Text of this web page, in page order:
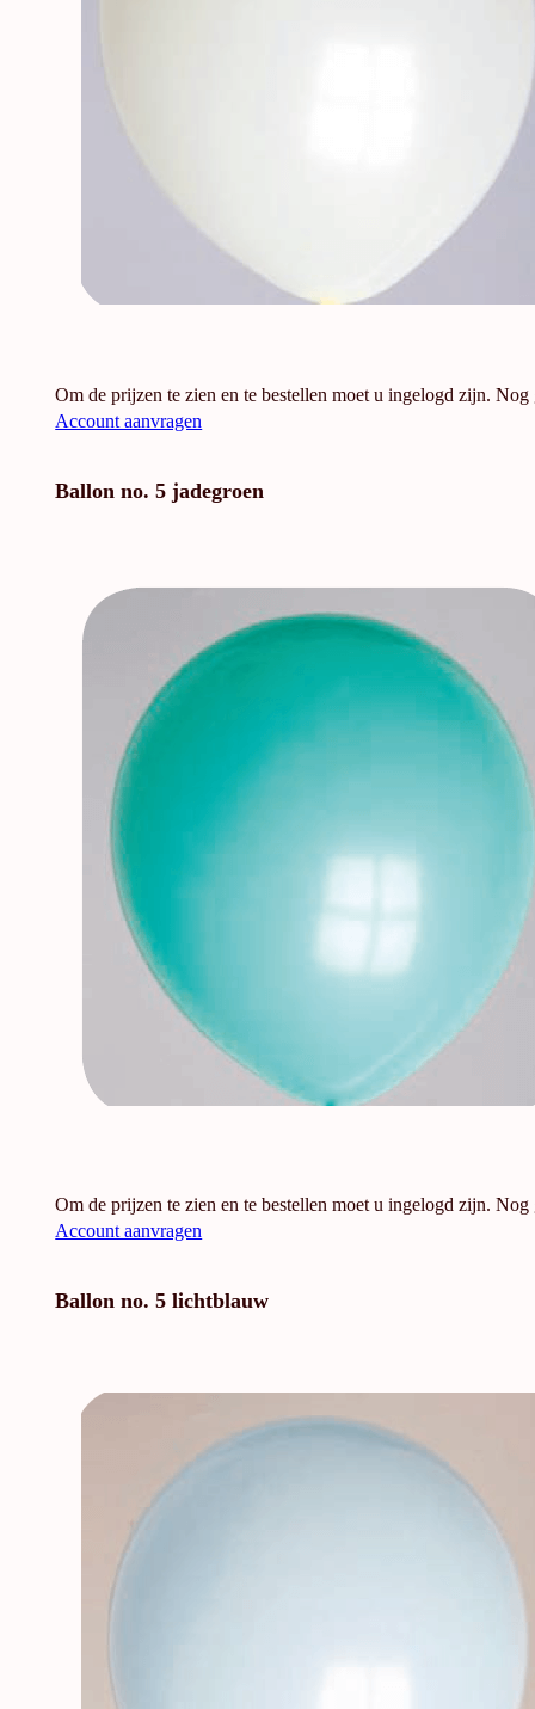
Om de prijzen te zien en te bestellen moet u ingelogd zijn. Nog
Account aanvragen
Ballon no. 5 jadegroen
Om de prijzen te zien en te bestellen moet u ingelogd zijn. Nog
Account aanvragen
Ballon no. 5 lichtblauw